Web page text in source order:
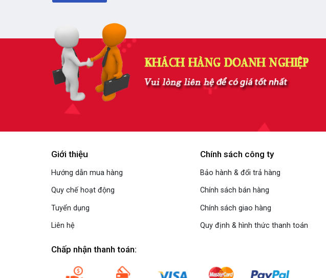
Giới thiệu
Hướng dẫn mua hàng
Quy chế hoạt động
Tuyển dụng
Liên hệ
Chính sách công ty
Bảo hành & đổi trả hàng
Chính sách bán hàng
Chính sách giao hàng
Quy định & hình thức thanh toán
Chấp nhận thanh toán: